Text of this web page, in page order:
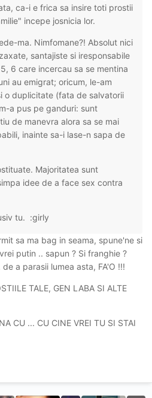
ca-i e frica sa insire toti prostii
incepe josnicia lor.
ma. Nimfomane?! Absolut nici
santajiste si iresponsabile
6 care incercau sa se mentina
au emigrat; oricum, le-am
o duplicitate (fata de salvatorii
a pus pe ganduri: sunt
de manevra alora sa se mai
inainte sa-i lase-n sapa de
Majoritatea sunt
idee de a face sex contra
tu. :girly
sa ma bag in seama, spune'ne si
putin .. sapun ? Si franghie ?
a parasii lumea asta, FA'O !!!
TALE, GEN LABA SI ALTE
CU ... CU CINE VREI TU SI STAI